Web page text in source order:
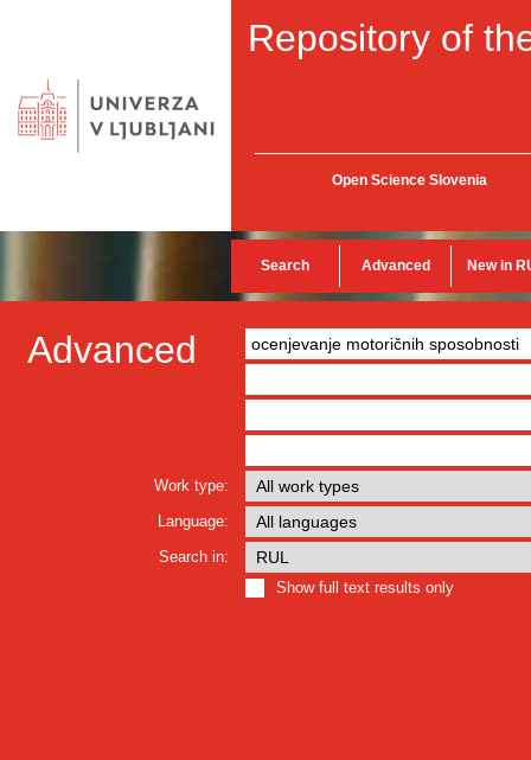
Repository of
Open Science Slovenia
Search Advanced New in
Advanced
Work type:
Language:
Search in:
Show full text results only